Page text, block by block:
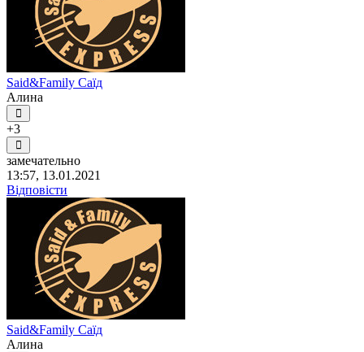
Said&Family Саїд
Алина
+3
замечательно
13:57, 13.01.2021
Відповісти
Said&Family Саїд
Алина